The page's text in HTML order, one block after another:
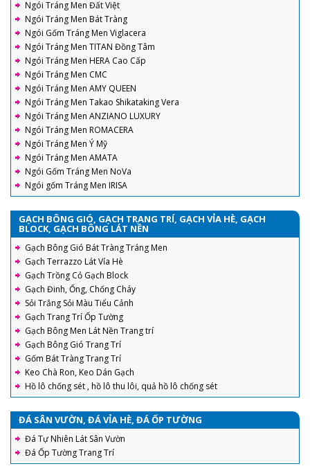
Ngói Tráng Men Đất Việt
Ngói Tráng Men Bát Tràng
Ngói Gốm Tráng Men Viglacera
Ngói Tráng Men TITAN Đồng Tâm
Ngói Tráng Men HERA Cao Cấp
Ngói Tráng Men CMC
Ngói Tráng Men AMY QUEEN
Ngói Tráng Men Takao Shikataking Vera
Ngói Tráng Men ANZIANO LUXURY
Ngói Tráng Men ROMACERA
Ngói Tráng Men Ý Mỹ
Ngói Tráng Men AMATA
Ngói Gốm Tráng Men NoVa
Ngói gốm Tráng Men IRISA
GẠCH BÔNG GIÓ, GẠCH TRANG TRÍ, GẠCH VỈA HÈ, GẠCH
BLOCK, GẠCH BÔNG LÁT NỀN
Gạch Bông Gió Bát Tràng Tráng Men
Gạch Terrazzo Lát Vỉa Hè
Gạch Trồng Cỏ Gạch Block
Gạch Đinh, Ống, Chống Cháy
Sỏi Trắng Sỏi Màu Tiểu Cảnh
Gạch Trang Trí Ốp Tường
Gạch Bông Men Lát Nền Trang trí
Gạch Bông Gió Trang Trí
Gốm Bát Tràng Trang Trí
Keo Chà Ron, Keo Dán Gạch
Hồ lô chống sét , hồ lô thu lôi, quả hồ lô chống sét
ĐÁ SÂN VƯỜN, ĐÁ VỈA HÈ, ĐÁ ỐP TƯỜNG
Đá Tự Nhiên Lát Sân Vườn
Đá Ốp Tường Trang Trí